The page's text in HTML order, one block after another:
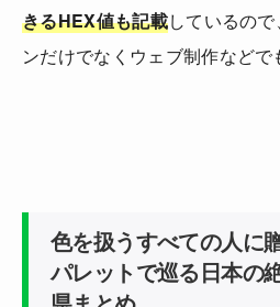
きるHEX値も記載しているの
ンだけでなくウェブ制作などで
色を扱うすべての人に
パレットで巡る日本の